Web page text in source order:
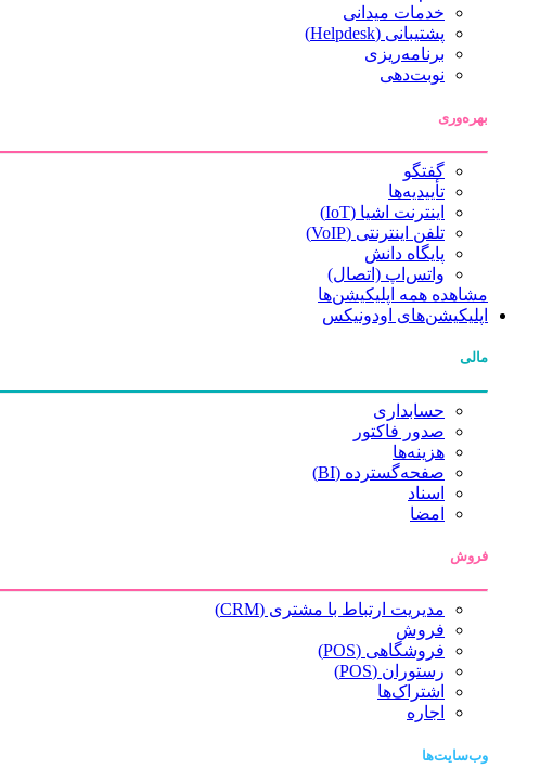
خدمات میدانی
پشتیبانی (Helpdesk)
برنامه‌ریزی
نوبت‌دهی
بهره‌وری
گفتگو
تأییدیه‌ها
اینترنت اشیا (IoT)
تلفن اینترنتی (VoIP)
پایگاه دانش
واتس‌اپ (اتصال)
مشاهده همه اپلیکیشن‌ها
اپلیکیشن‌های اودونیکس
مالی
حسابداری
صدور فاکتور
هزینه‌ها
صفحه‌گسترده (BI)
اسناد
امضا
فروش
مدیریت ارتباط با مشتری (CRM)
فروش
فروشگاهی (POS)
رستوران (POS)
اشتراک‌ها
اجاره
وب‌سایت‌ها